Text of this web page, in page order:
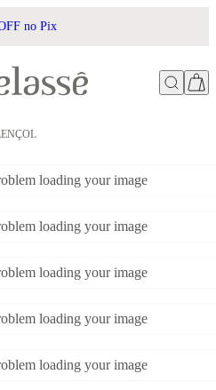
no Pix
loading your image
loading your image
loading your image
loading your image
loading your image